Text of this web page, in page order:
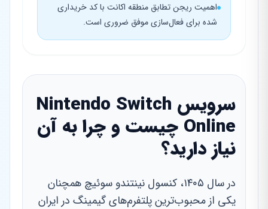
اهمیت ریجن تطابق منطقه اکانت با کد خریداری
شده برای فعال‌سازی موفق ضروری است.
سرویس Nintendo Switch
Online چیست و چرا به آن
نیاز دارید؟
در سال ۱۴۰۵، کنسول نینتندو سوئیچ همچنان
یکی از محبوب‌ترین پلتفرم‌های گیمینگ در ایران